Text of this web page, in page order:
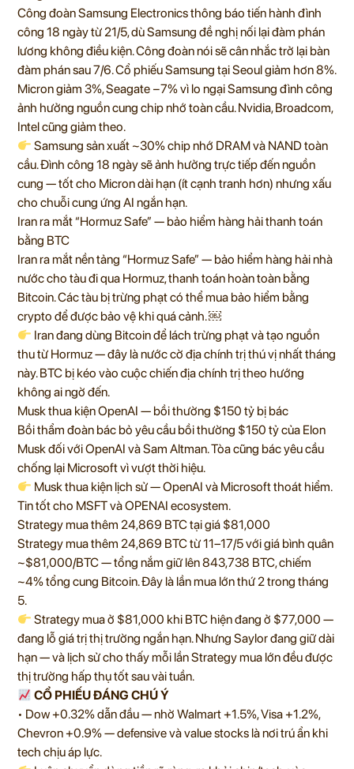
Công đoàn Samsung Electronics thông báo tiến hành đình
công 18 ngày từ 21/5, dù Samsung đề nghị nối lại đàm phán
lương không điều kiện. Công đoàn nói sẽ cân nhắc trở lại bàn
đàm phán sau 7/6. Cổ phiếu Samsung tại Seoul giảm hơn 8%.
Micron giảm 3%, Seagate −7% vì lo ngại Samsung đình công
ảnh hưởng nguồn cung chip nhớ toàn cầu. Nvidia, Broadcom,
Intel cũng giảm theo.
Samsung sản xuất ~30% chip nhớ DRAM và NAND toàn
cầu. Đình công 18 ngày sẽ ảnh hưởng trực tiếp đến nguồn
cung — tốt cho Micron dài hạn (ít cạnh tranh hơn) nhưng xấu
cho chuỗi cung ứng AI ngắn hạn.
Iran ra mắt “Hormuz Safe” — bảo hiểm hàng hải thanh toán
bằng BTC
Iran ra mắt nền tảng “Hormuz Safe” — bảo hiểm hàng hải nhà
nước cho tàu đi qua Hormuz, thanh toán hoàn toàn bằng
Bitcoin. Các tàu bị trừng phạt có thể mua bảo hiểm bằng
crypto để được bảo vệ khi quá cảnh. ￼
Iran đang dùng Bitcoin để lách trừng phạt và tạo nguồn
thu từ Hormuz — đây là nước cờ địa chính trị thú vị nhất tháng
này. BTC bị kéo vào cuộc chiến địa chính trị theo hướng
không ai ngờ đến.
Musk thua kiện OpenAI — bồi thường $150 tỷ bị bác
Bồi thẩm đoàn bác bỏ yêu cầu bồi thường $150 tỷ của Elon
Musk đối với OpenAI và Sam Altman. Tòa cũng bác yêu cầu
chống lại Microsoft vì vượt thời hiệu.
Musk thua kiện lịch sử — OpenAI và Microsoft thoát hiểm.
Tin tốt cho MSFT và OPENAI ecosystem.
Strategy mua thêm 24,869 BTC tại giá $81,000
Strategy mua thêm 24,869 BTC từ 11–17/5 với giá bình quân
~$81,000/BTC — tổng nắm giữ lên 843,738 BTC, chiếm
~4% tổng cung Bitcoin. Đây là lần mua lớn thứ 2 trong tháng
5.
Strategy mua ở $81,000 khi BTC hiện đang ở $77,000 —
đang lỗ giá trị thị trường ngắn hạn. Nhưng Saylor đang giữ dài
hạn — và lịch sử cho thấy mỗi lần Strategy mua lớn đều được
thị trường hấp thụ tốt sau vài tuần.
CỔ PHIẾU ĐÁNG CHÚ Ý
• Dow +0.32% dẫn đầu — nhờ Walmart +1.5%, Visa +1.2%,
Chevron +0.9% — defensive và value stocks là nơi trú ẩn khi
tech chịu áp lực.